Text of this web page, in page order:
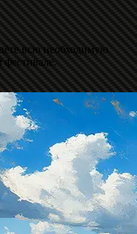
всю необходимую